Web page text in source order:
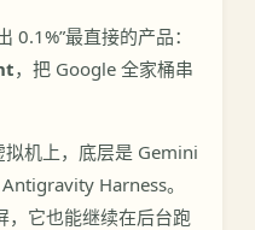
0.1%”最直接的产品：
，把 Google 全家桶串
机上，底层是 Gemini
Harness。
，它也能继续在后台跑